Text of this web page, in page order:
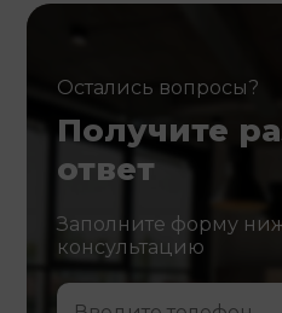
Остались вопросы?
Получите
ответ
Заполните форму
консультацию